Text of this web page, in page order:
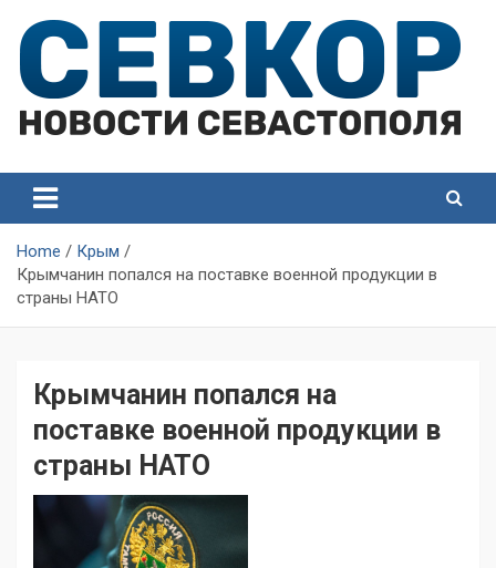
content
Севастополя
Севастополя
Home
Крым
Крымчанин попался на поставке военной продукции в
страны НАТО
Крымчанин попался на
поставке военной продукции в
страны НАТО